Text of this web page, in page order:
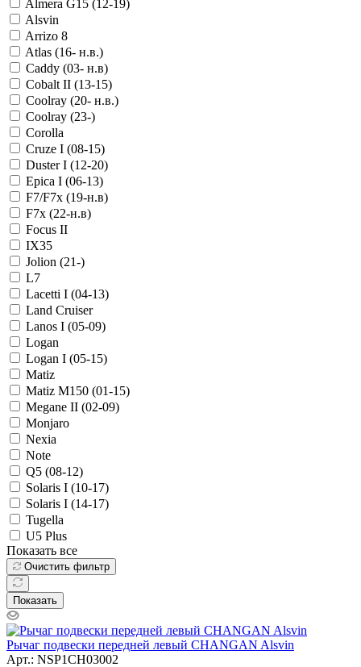
Almera G15 (12-19)
Alsvin
Arrizo 8
Atlas (16- н.в.)
Caddy (03- н.в)
Cobalt II (13-15)
Coolray (20- н.в.)
Coolray (23-)
Corolla
Cruze I (08-15)
Duster I (12-20)
Epica I (06-13)
F7/F7x (19-н.в)
F7x (22-н.в)
Focus II
IX35
Jolion (21-)
L7
Lacetti I (04-13)
Land Cruiser
Lanos I (05-09)
Logan
Logan I (05-15)
Matiz
Matiz M150 (01-15)
Megane II (02-09)
Monjaro
Nexia
Note
Q5 (08-12)
Solaris I (10-17)
Solaris I (14-17)
Tugella
U5 Plus
Показать все
Очистить фильтр
Показать
Рычаг подвески передней левый CHANGAN Alsvin
Арт.: NSP1CH03002